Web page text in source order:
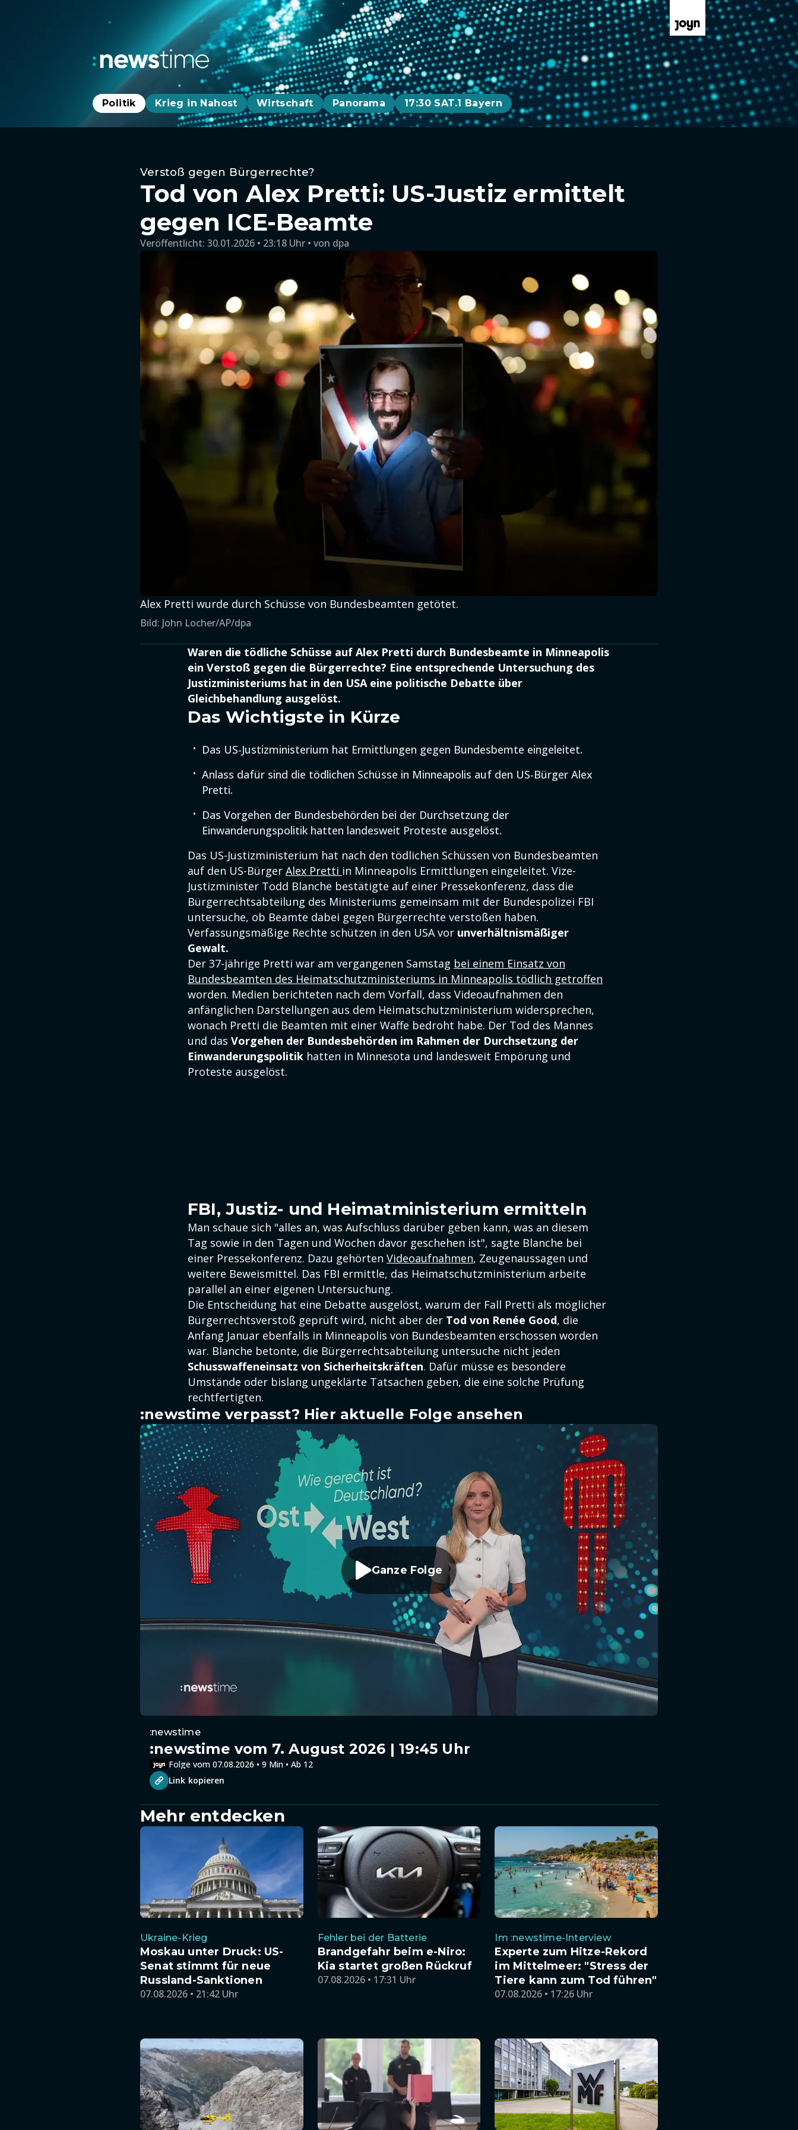
Politik Krieg in Nahost Wirtschaft Panorama 17:30 SAT.1 Bayern
Verstoß gegen Bürgerrechte?
Tod von Alex Pretti: US-Justiz ermittelt
gegen ICE-Beamte
Veröffentlicht: 30.01.2026 • 23:18 Uhr von dpa
Alex Pretti wurde durch Schüsse von Bundesbeamten getötet.
Bild: John Locher/AP/dpa
Waren die tödliche Schüsse auf Alex Pretti durch Bundesbeamte in Minneapolis
ein Verstoß gegen die Bürgerrechte? Eine entsprechende Untersuchung des
Justizministeriums hat in den USA eine politische Debatte über
Gleichbehandlung ausgelöst.
Das Wichtigste in Kürze
Das US-Justizministerium hat Ermittlungen gegen Bundesbemte eingeleitet.
Anlass dafür sind die tödlichen Schüsse in Minneapolis auf den US-Bürger Alex
Pretti.
Das Vorgehen der Bundesbehörden bei der Durchsetzung der
Einwanderungspolitik hatten landesweit Proteste ausgelöst.
Das US-Justizministerium hat nach den tödlichen Schüssen von Bundesbeamten
auf den US-Bürger Alex Pretti in Minneapolis Ermittlungen eingeleitet. Vize-
Justizminister Todd Blanche bestätigte auf einer Pressekonferenz, dass die
Bürgerrechtsabteilung des Ministeriums gemeinsam mit der Bundespolizei FBI
untersuche, ob Beamte dabei gegen Bürgerrechte verstoßen haben.
Verfassungsmäßige Rechte schützen in den USA vor unverhältnismäßiger
Gewalt.
Der 37-jährige Pretti war am vergangenen Samstag bei einem Einsatz von
Bundesbeamten des Heimatschutzministeriums in Minneapolis tödlich getroffen
worden. Medien berichteten nach dem Vorfall, dass Videoaufnahmen den
anfänglichen Darstellungen aus dem Heimatschutzministerium widersprechen,
wonach Pretti die Beamten mit einer Waffe bedroht habe. Der Tod des Mannes
und das Vorgehen der Bundesbehörden im Rahmen der Durchsetzung der
Einwanderungspolitik hatten in Minnesota und landesweit Empörung und
Proteste ausgelöst.
FBI, Justiz- und Heimatministerium ermitteln
Man schaue sich "alles an, was Aufschluss darüber geben kann, was an diesem
Tag sowie in den Tagen und Wochen davor geschehen ist", sagte Blanche bei
einer Pressekonferenz. Dazu gehörten Videoaufnahmen, Zeugenaussagen und
weitere Beweismittel. Das FBI ermittle, das Heimatschutzministerium arbeite
parallel an einer eigenen Untersuchung.
Die Entscheidung hat eine Debatte ausgelöst, warum der Fall Pretti als möglicher
Bürgerrechtsverstoß geprüft wird, nicht aber der Tod von Renée Good, die
Anfang Januar ebenfalls in Minneapolis von Bundesbeamten erschossen worden
war. Blanche betonte, die Bürgerrechtsabteilung untersuche nicht jeden
Schusswaffeneinsatz von Sicherheitskräften. Dafür müsse es besondere
Umstände oder bislang ungeklärte Tatsachen geben, die eine solche Prüfung
rechtfertigten.
:newstime verpasst? Hier aktuelle Folge ansehen
Ganze Folge
:newstime
:newstime vom 7. August 2026 | 19:45 Uhr
Folge vom 07.08.2026 • 9 Min • Ab 12
Link kopieren
Mehr entdecken
Ukraine-Krieg
Moskau unter Druck: US-
Senat stimmt für neue
Russland-Sanktionen
07.08.2026 • 21:42 Uhr
Fehler bei der Batterie
Brandgefahr beim e-Niro:
Kia startet großen Rückruf
07.08.2026 • 17:31 Uhr
Im :newstime-Interview
Experte zum Hitze-Rekord
im Mittelmeer: "Stress der
Tiere kann zum Tod führen"
07.08.2026 • 17:26 Uhr